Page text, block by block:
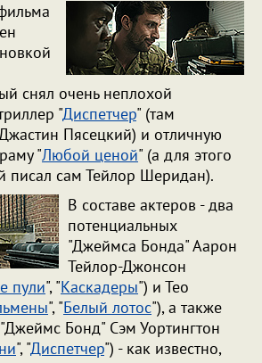
снял очень неплохой
"Диспетчер" (там
Пясецкий) и отличную
"Любой ценой" (а для этого
писал сам Тейлор Шеридан).
В составе актеров - два
потенциальных
"Джеймса Бонда" Аарон
Тейлор-Джонсон
пули", "Каскадеры") и Тео
", "Белый лотос"), а также
Бонд" Сэм Уортингтон
", "Диспетчер") - как известно,